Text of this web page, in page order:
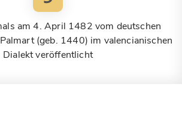
am 4. April 1482 vom deutschen
(geb. 1440) im valencianischen
Dialekt veröffentlicht